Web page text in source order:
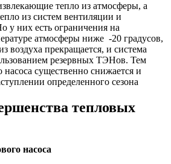
тепло из атмосферы, а
из систем вентиляции и
у них есть ограничения на
атмосферы ниже -20 градусов,
воздуха прекращается, и система
резервных ТЭНов. Тем
существенно снижается и
определенного сезона
тепловых
насоса